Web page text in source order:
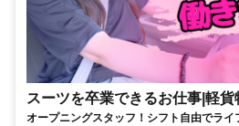
スーツを卒業できるお仕事|軽
オープニングスタッフ！シフト自由でラ